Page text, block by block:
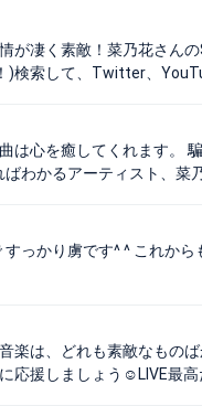
が凄く素敵！菜乃花さん
検索して、Twitter、
心を癒してくれます。
わかるアーティスト、菜
っかり虜です^ ^ これから
楽は、どれも素敵なもの
応援しましょう☺︎LIVE最高